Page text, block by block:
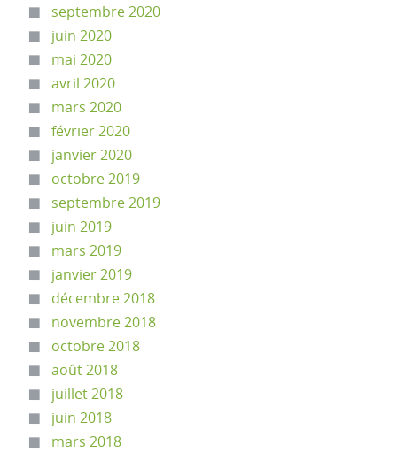
septembre 2020
juin 2020
mai 2020
avril 2020
mars 2020
février 2020
janvier 2020
octobre 2019
septembre 2019
juin 2019
mars 2019
janvier 2019
décembre 2018
novembre 2018
octobre 2018
août 2018
juillet 2018
juin 2018
mars 2018